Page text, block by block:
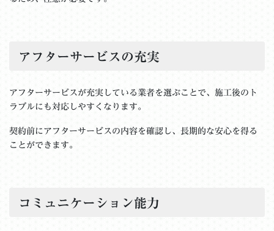
アフターサービスの充実
アフターサービスが充実している業者を選ぶことで、施工後のト
ラブルにも対応しやすくなります。
契約前にアフターサービスの内容を確認し、長期的な安心を得る
ことができます。
コミュニケーション能力